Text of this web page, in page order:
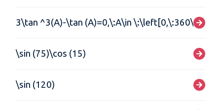
3\tan ^3(A)-\tan (A)=0,\:A\in \:\left[0,\:360\right]
\sin (75)\cos (15)
\sin (120)